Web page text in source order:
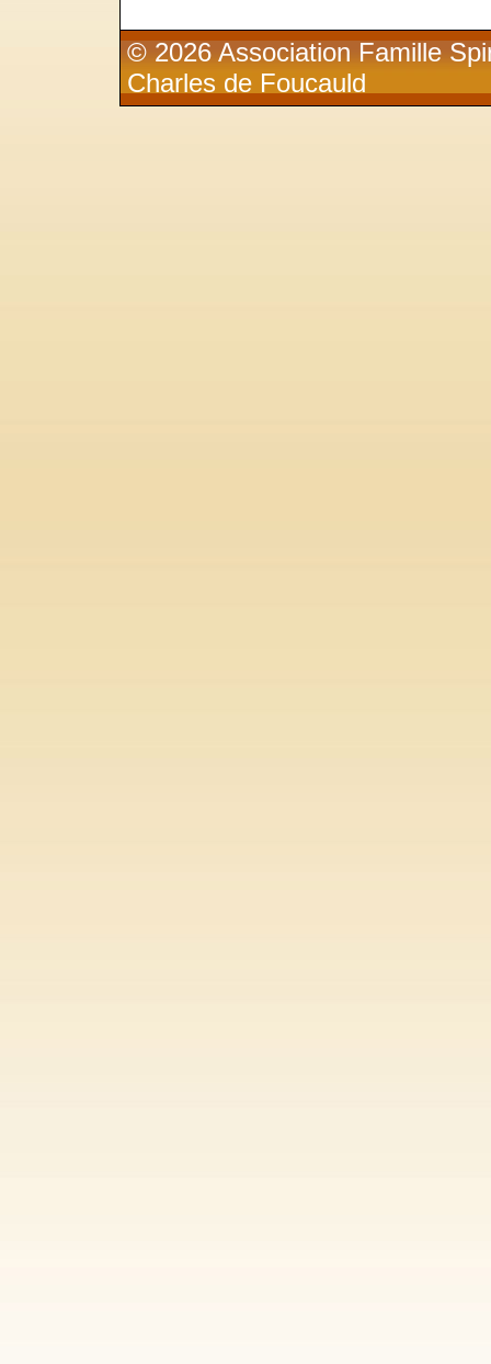
© 2026 Association Famille
Charles de Foucauld